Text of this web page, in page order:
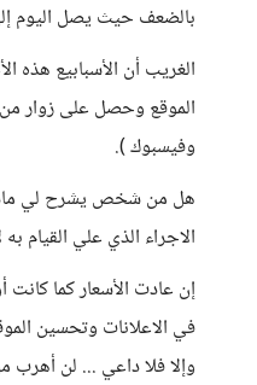
بالضعف حيث يصل اليوم إلى
الغريب أن الأسبابيع هذه
الموقع وحصل على زوار من
وفيسبوك ).
هل من شخص يشرح لي
الاجراء الذي علي القيام
إن عادت الأسعار كما كانت
في الاعلانات وتحسين
وإلا فلا داعي ... لن أهرب